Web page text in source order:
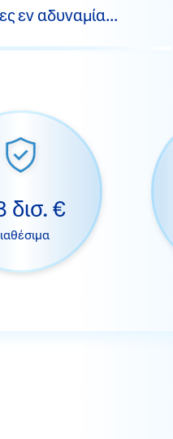
εν αδυναμία...
δισ. €